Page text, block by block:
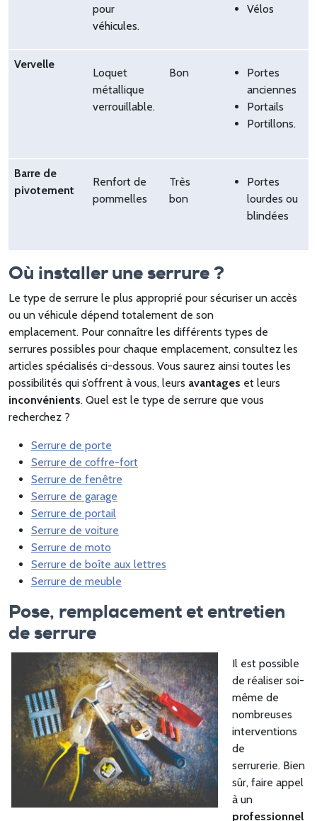
pour
véhicules.
Vélos
Vervelle
Loquet
métallique
verrouillable.
Bon
Portes
anciennes
Portails
Portillons.
Barre de
pivotement
Renfort de
pommelles
Très
bon
Portes
lourdes ou
blindées
Où installer une serrure ?
Le type de serrure le plus approprié pour sécuriser un accès
ou un véhicule dépend totalement de son
emplacement. Pour connaître les différents types de
serrures possibles pour chaque emplacement, consultez les
articles spécialisés ci-dessous. Vous saurez ainsi toutes les
possibilités qui s’offrent à vous, leurs avantages et leurs
inconvénients. Quel est le type de serrure que vous
recherchez ?
Serrure de porte
Serrure de coffre-fort
Serrure de fenêtre
Serrure de garage
Serrure de portail
Serrure de voiture
Serrure de moto
Serrure de boîte aux lettres
Serrure de meuble
Pose, remplacement et entretien
de serrure
Il est possible
de réaliser soi-
même de
nombreuses
interventions
de
serrurerie. Bien
sûr, faire appel
à un
professionnel